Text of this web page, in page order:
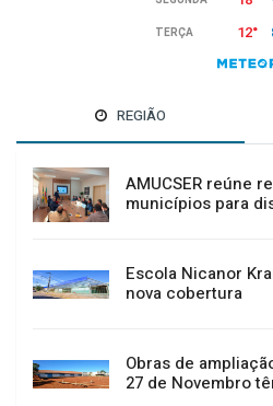
REGIÃO
AMUCSER reúne
municípios para
Escola Nicanor
nova cobertura
Obras de
27 de Novembro